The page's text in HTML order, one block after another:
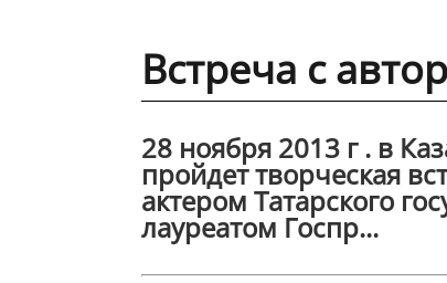
Встреча с
28 ноября 2013 г . в
пройдет творческая
актером Татарского
лауреатом Госпр...